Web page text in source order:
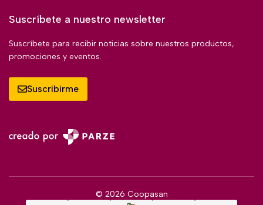
Suscríbete a nuestro newsletter
Suscríbete para recibir noticias sobre nuestros productos,
promociones y eventos.
Suscribirme
© 2026 Coopasan